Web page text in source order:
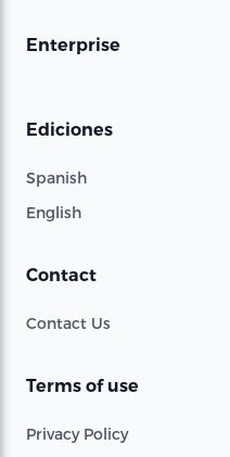
Enterprise
Ediciones
Spanish
English
Contact
Contact Us
Terms of use
Privacy Policy